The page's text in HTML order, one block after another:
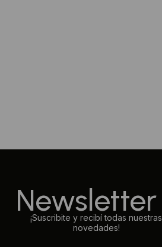
Newsletter
¡Suscribite y recibí todas nuestras
novedades!